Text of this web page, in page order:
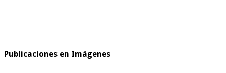
Publicaciones en Imágenes